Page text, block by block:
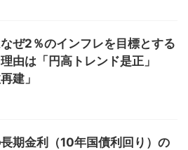
ぜ2％のインフレを目標とする
由は「円高トレンド是正」
建」
期金利（10年国債利回り）の